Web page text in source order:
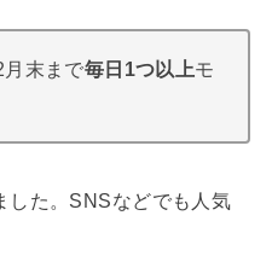
末まで毎日1つ以上モ
した。SNSなどでも人気